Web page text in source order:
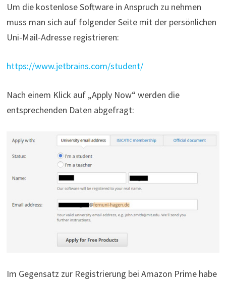
Um die kostenlose Software in Anspruch zu nehmen
muss man sich auf folgender Seite mit der persönlichen
Uni-Mail-Adresse registrieren:
https://www.jetbrains.com/student/
Nach einem Klick auf „Apply Now“ werden die
entsprechenden Daten abgefragt:
Im Gegensatz zur Registrierung bei Amazon Prime habe